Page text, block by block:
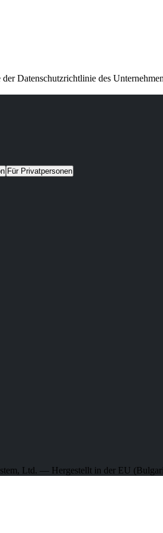
Datenschutzrichtlinie des
Für Privatpersonen
Ltd. — Hergestellt in der EU